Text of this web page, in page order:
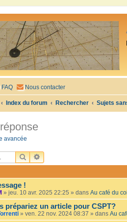
FAQ Nous contacter
Index du forum Rechercher Sujets
avancée
RECHERCHER
RECHERCHE AVANCÉE
!
» jeu. 10 avr. 2025 22:25 » dans Au café du
prépariez un article pour CSPT?
» ven. 22 nov. 2024 08:37 » dans Au